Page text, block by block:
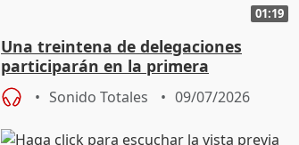
01:19
Una treintena de delegaciones
participarán en la primera
Conferencia por la Cultura Palestina
Sonido Totales 09/07/2026